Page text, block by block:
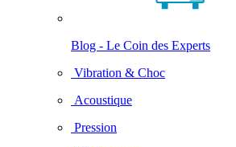
Blog - Le Coin des Experts
Vibration & Choc
Acoustique
Pression